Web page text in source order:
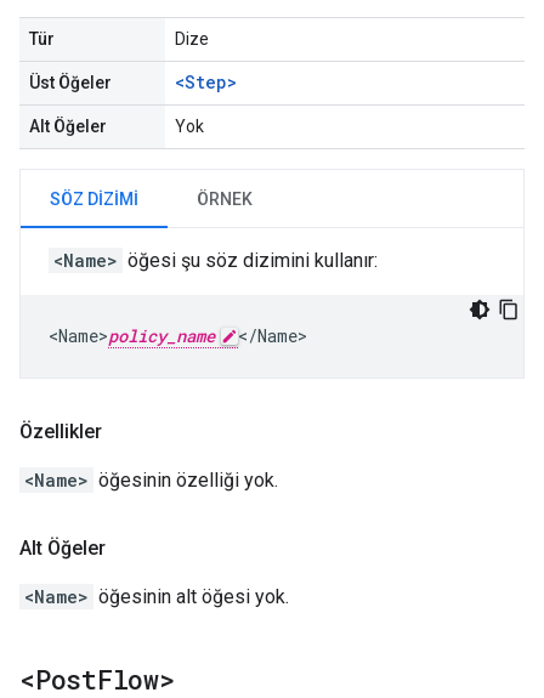
Tür Dize
Üst Öğeler <Step>
Alt Öğeler Yok
SÖZ DIZIMI ÖRNEK
<Name> öğesi şu söz dizimini kullanır:
<Name>policy_name </Name>
Özellikler
<Name> öğesinin özelliği yok.
Alt Öğeler
<Name> öğesinin alt öğesi yok.
<PostFlow>